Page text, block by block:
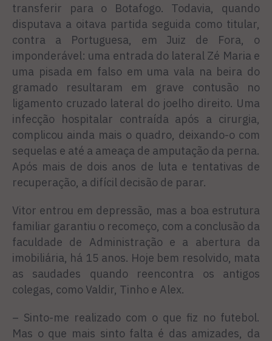
transferir para o Botafogo. Todavia, quando
disputava a oitava partida seguida como titular,
contra a Portuguesa, em Juiz de Fora, o
imponderável: uma entrada do lateral Zé Maria e
uma pisada em falso em uma vala na beira do
gramado resultaram em grave contusão no
ligamento cruzado lateral do joelho direito. Uma
infecção hospitalar contraída após a cirurgia,
complicou ainda mais o quadro, deixando-o com
sequelas e até a ameaça de amputação da perna.
Após mais de dois anos de luta e tentativas de
recuperação, a difícil decisão de parar.
Vitor entrou em depressão, mas a boa estrutura
familiar garantiu o recomeço, com a conclusão da
faculdade de Administração e a abertura da
imobiliária, há 15 anos. Hoje bem resolvido, mata
as saudades quando reencontra os antigos
colegas, como Valdir, Tinho e Alex.
– Sinto-me realizado com o que fiz no futebol.
Mas o que mais sinto falta é das amizades, da